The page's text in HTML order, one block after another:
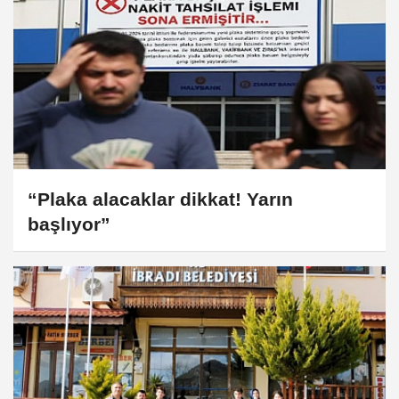
“Plaka alacaklar dikkat! Yarın
başlıyor”